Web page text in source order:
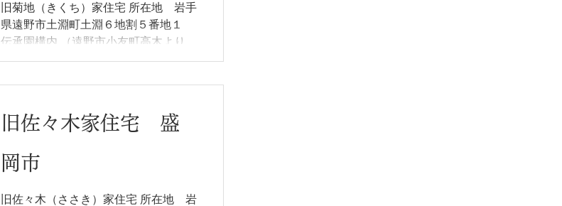
旧菊地（きくち）家住宅 所在地 岩手
県遠野市土淵町土淵６地割５番地１
伝承園構内 （遠野市小友町高木より移
築） 指定物件 主屋 建設年代 18世
時期に土間を桁行に一間...
旧佐々木家住宅 盛
岡市
旧佐々木（ささき）家住宅 所在地 岩